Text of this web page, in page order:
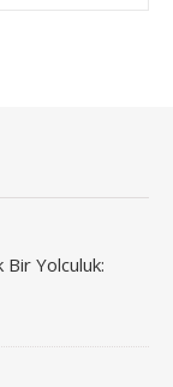
Yolculuk: